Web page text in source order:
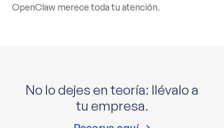
OpenClaw merece toda tu atención.
No lo dejes en teoría: llévalo a
tu empresa.